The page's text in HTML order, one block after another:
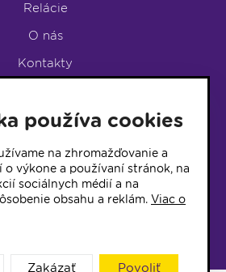
Relácie
O nás
Kontakty
LUMEN KLUB
KLUB PRIHLÁŠKA
Všetky práva vyhradené
používa cookies
na zhromažďovanie a
výkone a používaní stránok, na
sociálnych médií a na
obsahu a reklám. Viac o
Zakázať Povoliť